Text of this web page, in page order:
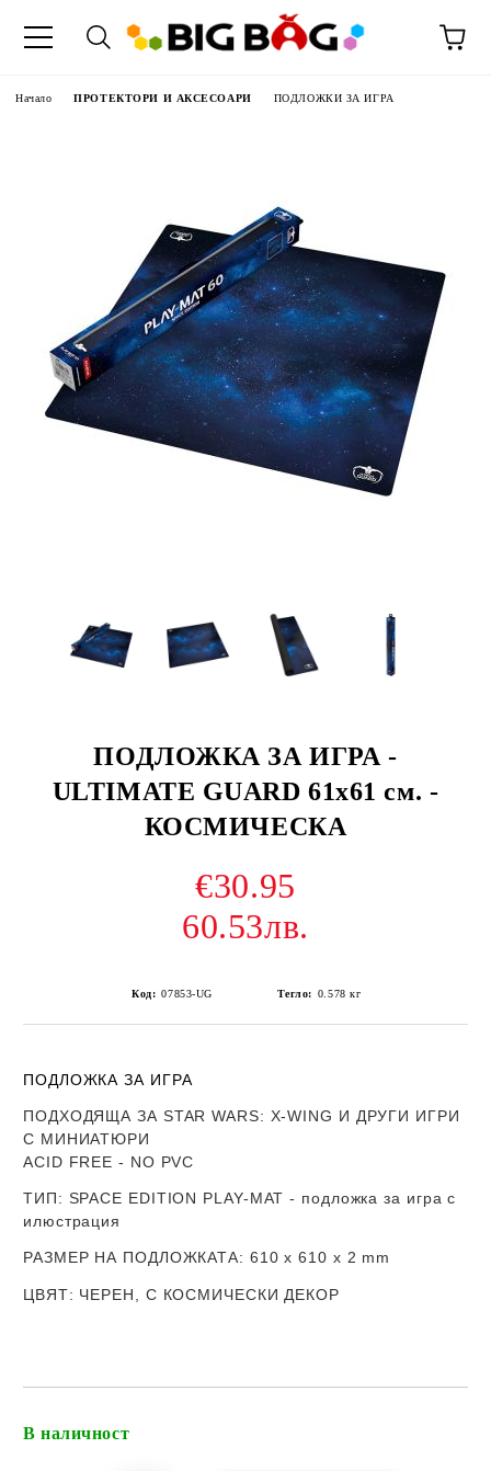
Начало ПРОТЕКТОРИ И АКСЕСОАРИ ПОДЛОЖКИ ЗА ИГРА
ПОДЛОЖКА ЗА ИГРА -
ULTIMATE GUARD 61x61 см. -
КОСМИЧЕСКА
€30.95
60.53лв.
Код: 07853-UG Тегло: 0.578 кг
ПОДЛОЖКА ЗА ИГРА
ПОДХОДЯЩА ЗА STAR WARS: X-WING И ДРУГИ ИГРИ
С МИНИАТЮРИ
ACID FREE - NO PVC
ТИП: SPACE EDITION PLAY-MAT - подложка за игра с
илюстрация
РАЗМЕР НА ПОДЛОЖКАТА: 610 х 610 x 2 mm
ЦВЯТ: ЧЕРЕН, С КОСМИЧЕСКИ ДЕКОР
В наличност